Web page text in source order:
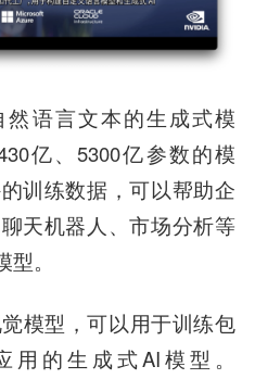
然语言文本的生成式模
亿、5300亿参数的模
训练数据，可以帮助企
天机器人、市场分析等
。
模型，可以用于训练包
的生成式AI模型。